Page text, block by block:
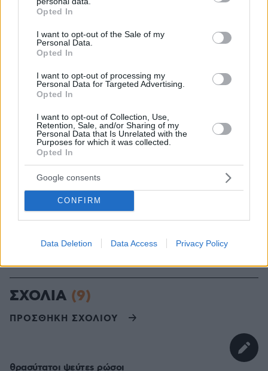
grant or deny consent to Google and its third-party tags to
use your data for below specified purposes in below Google
consent section.
Opted In
I want to opt-out of the Sale of my
Personal Data.
Opted In
I want to opt-out of processing my
Personal Data for Targeted Advertising.
Opted In
I want to opt-out of Collection, Use,
Retention, Sale, and/or Sharing of my
Personal Data that Is Unrelated with the
Purposes for which it was collected.
Opted In
Google consents
CONFIRM
Data Deletion Data Access Privacy Policy
Το DEI College παρουσιάζει τη Sophia. Την πρώτη 24/7
βοηθό AI που αλλάζει τον τρόπο με τον οποίο μαθαίνουν οι
φοιτητές
30.07.2026, 09:33
Η Smart φοιτητική κατοικία στην καρδιά της Αθήνας
03.08.2026, 10:56
Διασκεδάζουμε υπεύθυνα, επιστρέφουμε με ασφάλεια
29.07.2026, 09:39
ΣΧΟΛΙΑ (9)
ΠΡΟΣΘΗΚΗ ΣΧΟΛΙΟΥ
θρασύτατοι ψεύτεs ρώσοι